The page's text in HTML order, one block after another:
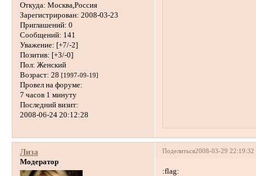
Откуда: Москва,Россия
Зарегистрирован: 2008-03-23
Приглашений: 0
Сообщений: 141
Уважение: [+7/-2]
Позитив: [+3/-0]
Пол: Женский
Возраст: 28 [1997-09-19]
Провел на форуме:
7 часов 1 минуту
Последний визит:
2008-06-24 20:12:28
Поделиться2008-03-29 22:19:32
Лиза
Модератор
:flag: